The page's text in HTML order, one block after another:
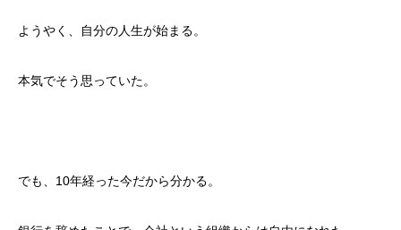
ようやく、自分の人生が始まる。
本気でそう思っていた。
でも、10年経った今だから分かる。